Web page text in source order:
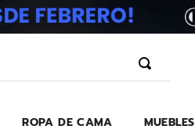
ROPA DE CAMA MUEBLES